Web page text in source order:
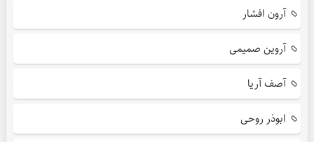
آرون افشار
آروین صمیمی
آصف آریا
ابوذر روحی